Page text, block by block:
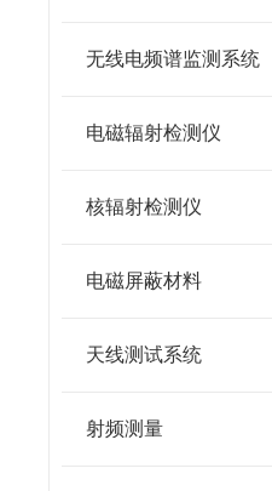
无线电频谱监测系统
电磁辐射检测仪
核辐射检测仪
电磁屏蔽材料
天线测试系统
射频测量